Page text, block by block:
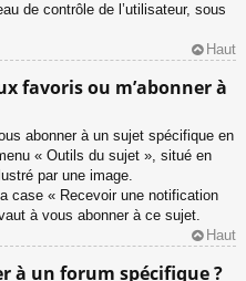
de contrôle de l’utilisateur, sous
Haut
favoris ou m’abonner à
abonner à un sujet spécifique en
« Outils du sujet », situé en
par une image.
case « Recevoir une notification
à vous abonner à ce sujet.
Haut
à un forum spécifique ?